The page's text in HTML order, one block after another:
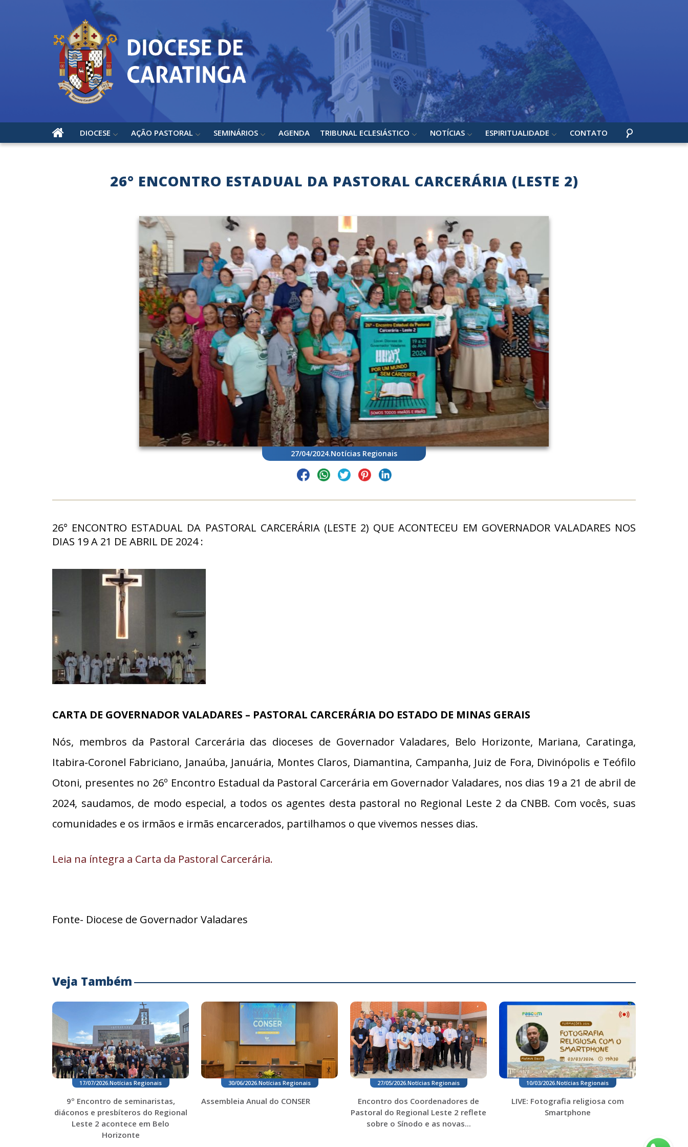
DIOCESE AÇÃO PASTORAL SEMINÁRIOS AGENDA TRIBUNAL ECLESIÁSTICO NOTÍCIAS ESPIRITUALIDADE CONTATO
26° ENCONTRO ESTADUAL DA PASTORAL CARCERÁRIA (LESTE 2)
27/04/2024.Notícias Regionais
26° ENCONTRO ESTADUAL DA PASTORAL CARCERÁRIA (LESTE 2) QUE ACONTECEU EM GOVERNADOR VALADARES NOS
DIAS 19 A 21 DE ABRIL DE 2024 :
CARTA DE GOVERNADOR VALADARES – PASTORAL CARCERÁRIA DO ESTADO DE MINAS GERAIS
Nós, membros da Pastoral Carcerária das dioceses de Governador Valadares, Belo Horizonte, Mariana, Caratinga,
Itabira-Coronel Fabriciano, Janaúba, Januária, Montes Claros, Diamantina, Campanha, Juiz de Fora, Divinópolis e Teófilo
Otoni, presentes no 26º Encontro Estadual da Pastoral Carcerária em Governador Valadares, nos dias 19 a 21 de abril de
2024, saudamos, de modo especial, a todos os agentes desta pastoral no Regional Leste 2 da CNBB. Com vocês, suas
comunidades e os irmãos e irmãs encarcerados, partilhamos o que vivemos nesses dias.
Leia na íntegra a Carta da Pastoral Carcerária.
Fonte- Diocese de Governador Valadares
Veja Também
17/07/2026.Notícias Regionais
9º Encontro de seminaristas,
diáconos e presbíteros do Regional
Leste 2 acontece em Belo
Horizonte
30/06/2026.Notícias Regionais
Assembleia Anual do CONSER
27/05/2026.Notícias Regionais
Encontro dos Coordenadores de
Pastoral do Regional Leste 2 reflete
sobre o Sínodo e as novas...
10/03/2026.Notícias Regionais
LIVE: Fotografia religiosa com
Smartphone